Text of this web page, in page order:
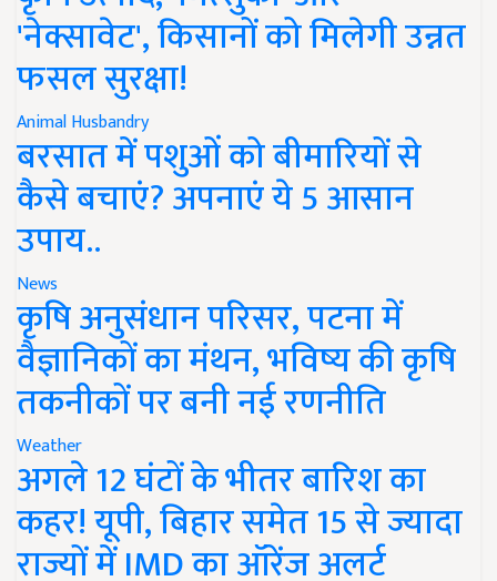
'नेक्सावेट', किसानों को मिलेगी उन्नत
फसल सुरक्षा!
Animal Husbandry
बरसात में पशुओं को बीमारियों से
कैसे बचाएं? अपनाएं ये 5 आसान
उपाय..
News
कृषि अनुसंधान परिसर, पटना में
वैज्ञानिकों का मंथन, भविष्य की कृषि
तकनीकों पर बनी नई रणनीति
Weather
अगले 12 घंटों के भीतर बारिश का
कहर! यूपी, बिहार समेत 15 से ज्यादा
राज्यों में IMD का ऑरेंज अलर्ट